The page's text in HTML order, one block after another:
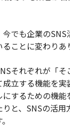
今でも企業の
ことに変わりあ
それぞれが「
立する機能を実
するための機
と、SNSの活用